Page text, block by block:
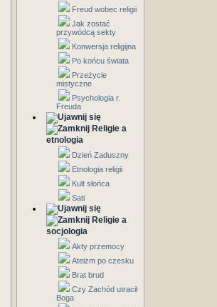
Freud wobec religii
Jak zostać
przywódcą sekty
Konwersja religijna
Po końcu świata
Przeżycie
mistyczne
Psychologia r.
Freuda
Religie a
etnologia
Dzień Zaduszny
Etnologia religii
Kult słońca
Sati
Religie a
socjologia
Akty przemocy
Ateizm po czesku
Brat brud
Czy Zachód utracił
Boga